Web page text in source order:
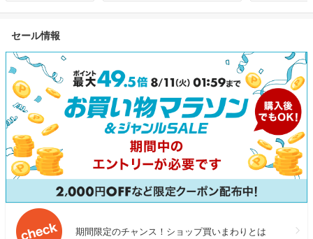
セール情報
期間限定のチャンス！ショップ買いまわりとは